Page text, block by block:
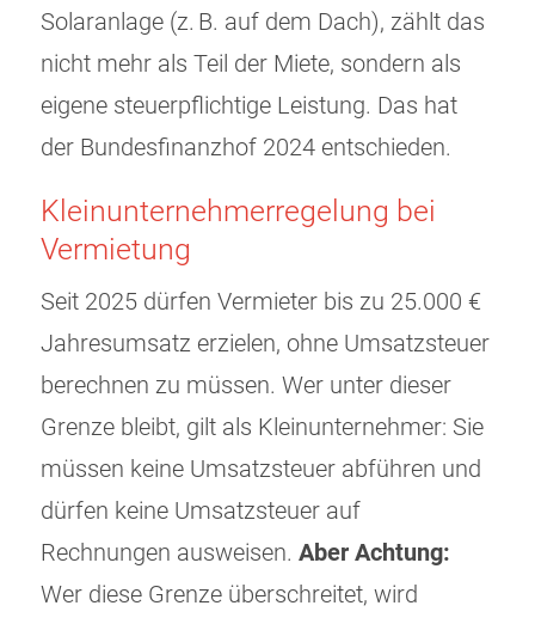
Solaranlage (z. B. auf dem Dach), zählt das
nicht mehr als Teil der Miete, sondern als
eigene steuerpflichtige Leistung. Das hat
der Bundesfinanzhof 2024 entschieden.
Kleinunternehmerregelung bei
Vermietung
Seit 2025 dürfen Vermieter bis zu 25.000 €
Jahresumsatz erzielen, ohne Umsatzsteuer
berechnen zu müssen. Wer unter dieser
Grenze bleibt, gilt als Kleinunternehmer: Sie
müssen keine Umsatzsteuer abführen und
dürfen keine Umsatzsteuer auf
Rechnungen ausweisen. Aber Achtung:
Wer diese Grenze überschreitet, wird